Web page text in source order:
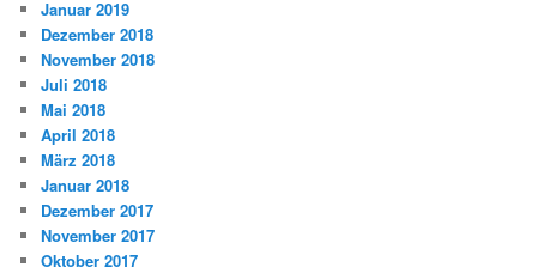
Januar 2019
Dezember 2018
November 2018
Juli 2018
Mai 2018
April 2018
März 2018
Januar 2018
Dezember 2017
November 2017
Oktober 2017